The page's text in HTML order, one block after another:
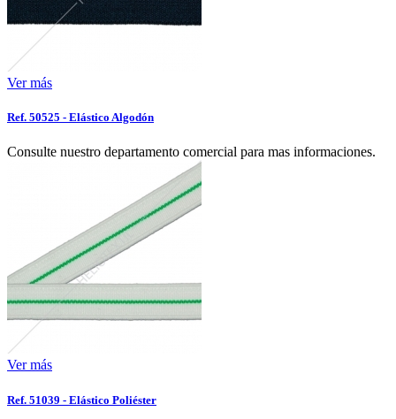
Ver más
Ref. 50525 - Elástico Algodón
Consulte nuestro departamento comercial para mas informaciones.
Ver más
Ref. 51039 - Elástico Poliéster